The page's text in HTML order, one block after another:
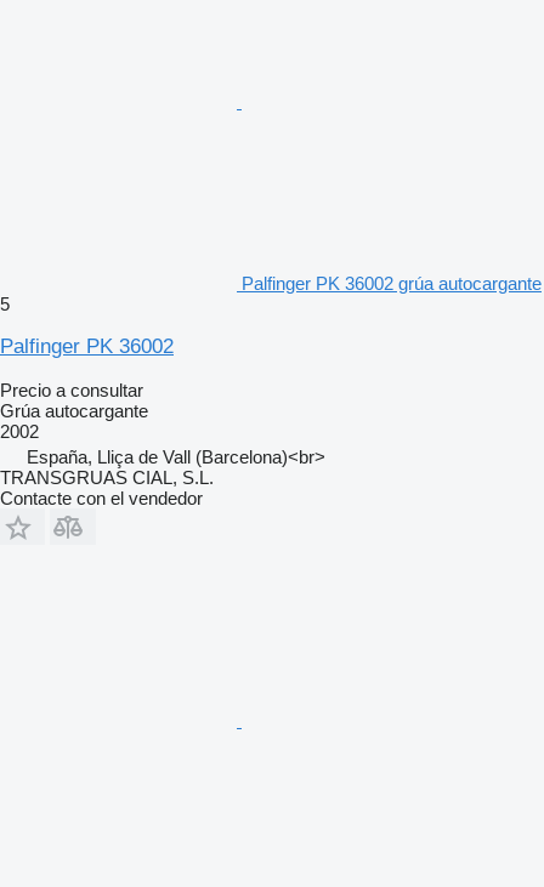
Palfinger PK 36002 grúa autocargante
5
Palfinger PK 36002
Precio a consultar
Grúa autocargante
2002
España, Lliça de Vall (Barcelona)<br>
TRANSGRUAS CIAL, S.L.
Contacte con el vendedor